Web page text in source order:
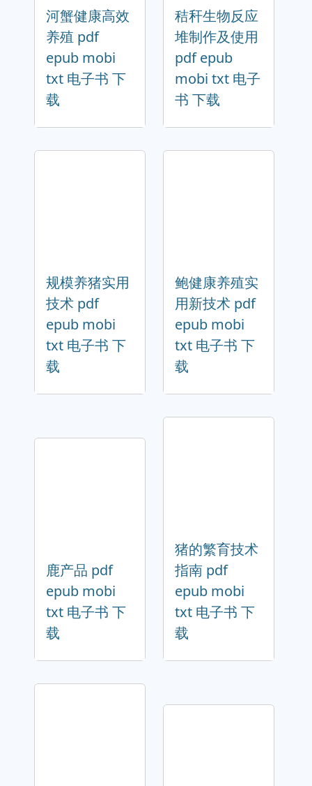
河蟹健康高效
养殖 pdf
epub mobi
txt 电子书 下
载
秸秆生物反应
堆制作及使用
pdf epub
mobi txt 电子
书 下载
规模养猪实用
技术 pdf
epub mobi
txt 电子书 下
载
鲍健康养殖实
用新技术 pdf
epub mobi
txt 电子书 下
载
鹿产品 pdf
epub mobi
txt 电子书 下
载
猪的繁育技术
指南 pdf
epub mobi
txt 电子书 下
载